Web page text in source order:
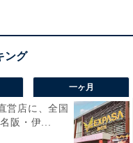
トランスデュ
ないクリアな再現力
チップの装着位置で
デュアルチューニン
せて音色を使い分けら
ブレードケーブルは
一ヶ月
営店に、全国
阪・伊...